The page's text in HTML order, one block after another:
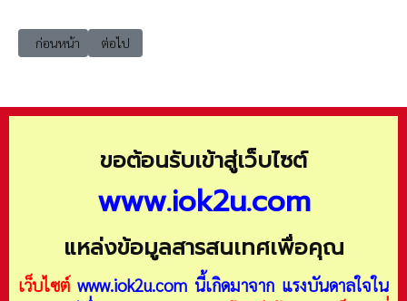
เนื้อหาก่อนหน้า: Covid-19 รวมมาตรการช่วยเหลือ เพื่อรองรับสถานการณ์วิก
ก่อนหน้า เนื้อหาถัดไป: Covid-19 ความรู้ทั่วไปโรคโควิด-19 แพร่ระบาด
ต่อไป
ขอต้อนรับเข้าสู่เว็บไซต์
www.iok2u.com
แหล่งข้อมูลสารสนเทศเพื่อคุณ
เว็บไซต์ www.iok2u.com นี้เกิดมาจาก แรงบันดาลใจใน